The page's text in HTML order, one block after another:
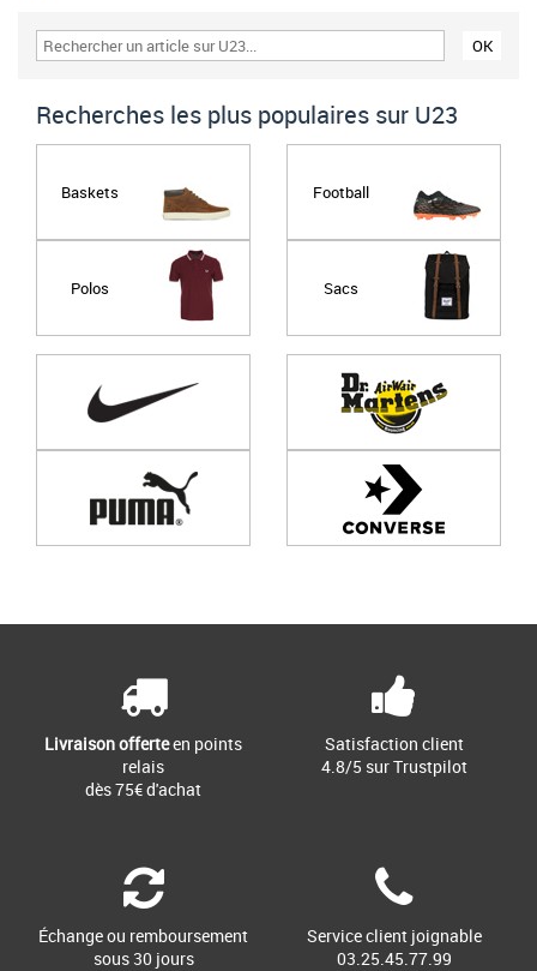
Recherches les plus populaires sur U23
Baskets Football
Polos Sacs
Livraison offerteen points
relais
dès 75€ d'achat
Satisfaction client
4.8/5 sur Trustpilot
Échange ou remboursement
sous 30 jours
Service client joignable
03.25.45.77.99